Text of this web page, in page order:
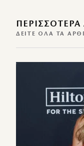
ΠΕΡΙΣΣΌΤΕΡΑ
ΔΕΊΤΕ ΌΛΑ ΤΑ